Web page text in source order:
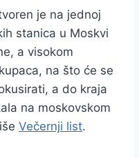
je na jednoj
stanica u Moskvi
a visokom
na što će se
a do kraja
na moskovskom
Večernji list.